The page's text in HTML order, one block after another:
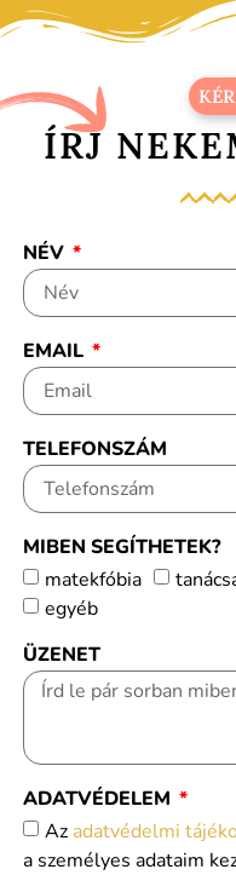
ÍRJ
NÉV
EMAIL
TELEFONSZÁM
MIBEN SEGÍTHETEK?
matekfóbia
egyéb
ÜZENET
ADATVÉDELEM
Az adatvédelmi
a személyes adataim